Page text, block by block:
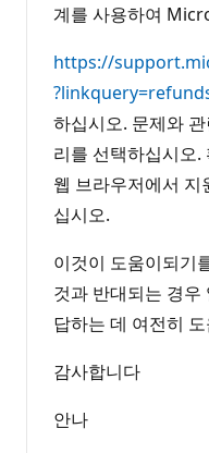
계를 사용하여
https://
하십시오. 문제와
리를 선택하십시오.
웹 브라우저에서
십시오.
이것이 도움이되기
것과 반대되는 경우
답하는 데 여전히
감사합니다
안나